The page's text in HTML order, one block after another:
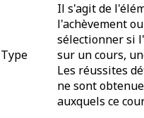
Type
Il s'agit de
l'achèvement
sélectionner si
sur uncours,
Les réussites
ne sont
auxquels ce